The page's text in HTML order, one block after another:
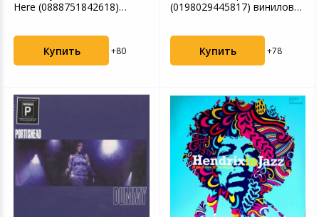
Here (0888751842618)
Купить +80
(0198029445817) виниловая
Купить +78